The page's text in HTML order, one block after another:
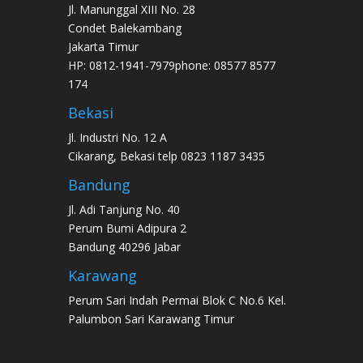
Jl. Manunggal XIII No. 28
Condet Balekambang
Jakarta Timur
HP: 0812-1941-7979phone: 08577 8577
174
Bekasi
Jl. Industri No. 12 A
Cikarang, Bekasi telp 0823 1187 3435
Bandung
Jl. Adi Tanjung No. 40
Perum Bumi Adipura 2
Bandung 40296 Jabar
Karawang
Perum Sari Indah Permai Blok C No.6 Kel.
Palumbon Sari Karawang Timur